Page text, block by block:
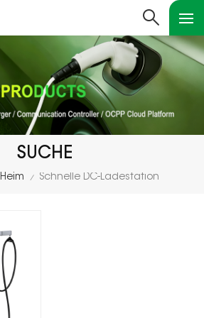
SUCHE
Heim / Schnelle DC-Ladestation